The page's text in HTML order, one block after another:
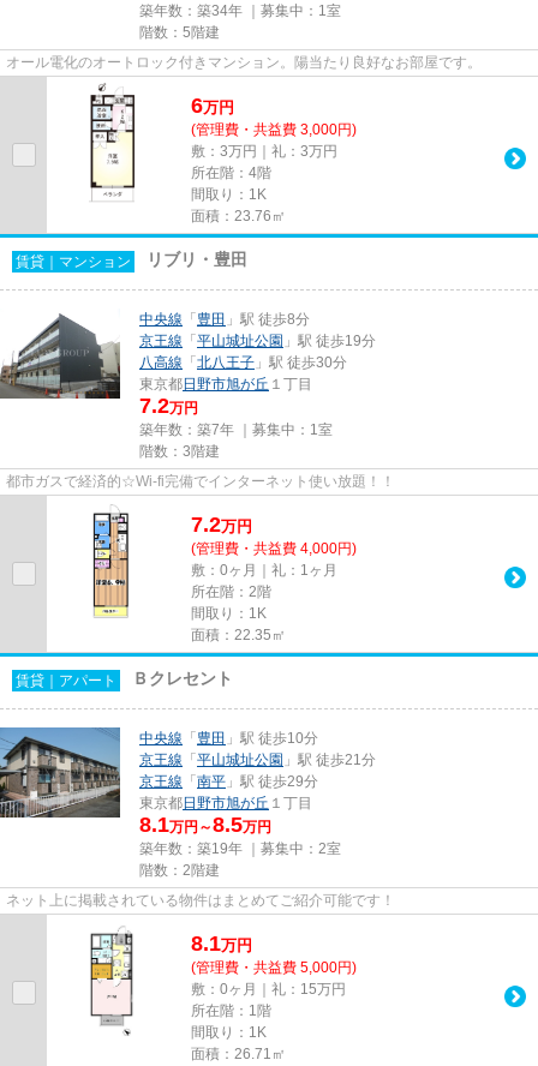
築年数：築34年 ｜募集中： 1室
階数：5階建
オール電化のオートロック付きマンション。陽当たり良好なお部屋です。
6万円
(管理費・共益費 3,000円)
敷：3万円｜礼：3万円
所在階：4階
間取り：1K
面積：23.76㎡
賃貸｜マンション リブリ・豊田
中央線 「豊田 」駅 徒歩8分
京王線 「平山城址公園 」駅 徒歩19分
八高線 「北八王子 」駅 徒歩30分
東京都日野市旭が丘 １丁目
7.2万円
築年数：築7年 ｜募集中： 1室
階数：3階建
都市ガスで経済的☆Wi-fi完備でインターネット使い放題！！
7.2万円
(管理費・共益費 4,000円)
敷：0ヶ月｜礼：1ヶ月
所在階：2階
間取り：1K
面積：22.35㎡
賃貸｜アパート Ｂクレセント
中央線 「豊田 」駅 徒歩10分
京王線 「平山城址公園 」駅 徒歩21分
京王線 「南平 」駅 徒歩29分
東京都日野市旭が丘 １丁目
8.1万円～8.5万円
築年数：築19年 ｜募集中： 2室
階数：2階建
ネット上に掲載されている物件はまとめてご紹介可能です！
8.1万円
(管理費・共益費 5,000円)
敷：0ヶ月｜礼：15万円
所在階：1階
間取り：1K
面積：26.71㎡